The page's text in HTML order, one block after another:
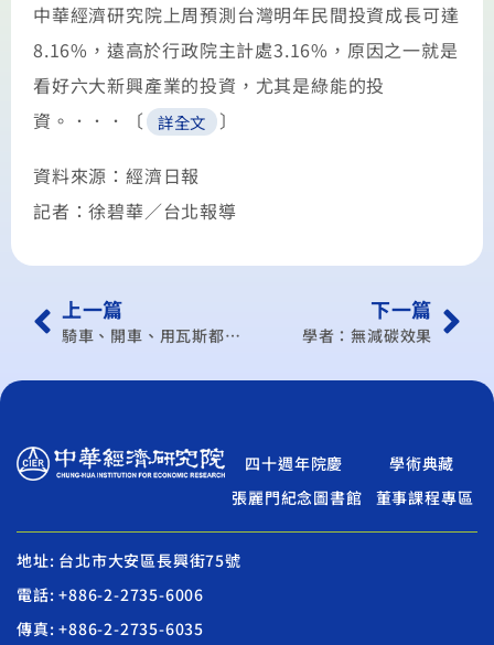
中華經濟研究院上周預測台灣明年民間投資成長可達
8.16%，遠高於行政院主計處3.16%，原因之一就是
看好六大新興產業的投資，尤其是綠能的投
資。．．．〔
詳全文 〕
資料來源：經濟日報
記者：徐碧華／台北報導
上一篇
騎車、開車、用瓦斯都要貴了 能源稅拍板 最快後年開徵
下一篇
學者：無減碳效果
四十週年院慶
學術典藏
張麗門紀念圖書館
董事課程專區
地址: 台北市大安區長興街75號
電話: +886-2-2735-6006
傳真: +886-2-2735-6035